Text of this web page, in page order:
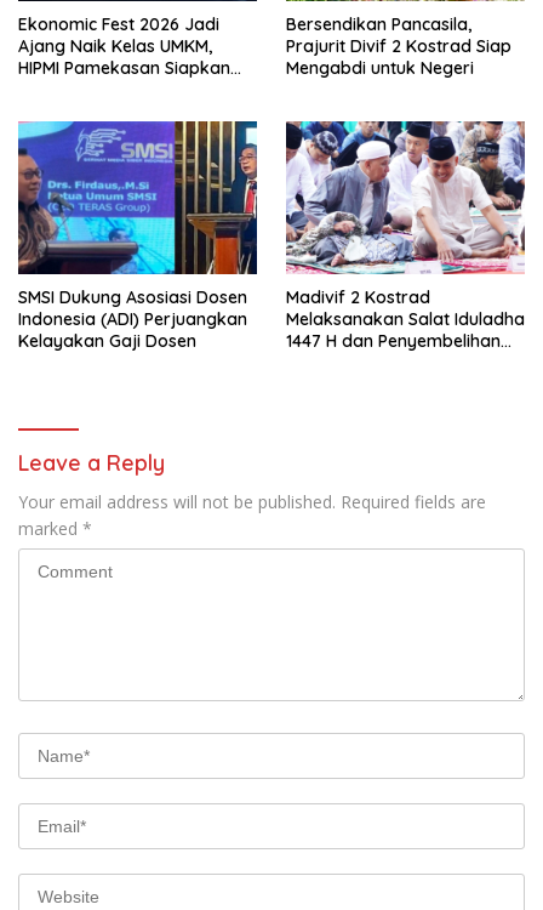
Ekonomic Fest 2026 Jadi
Ajang Naik Kelas UMKM,
HIPMI Pamekasan Siapkan
Bersendikan Pancasila,
Prajurit Divif 2 Kostrad Siap
Mengabdi untuk Negeri
SMSI Dukung Asosiasi Dosen
Indonesia (ADI) Perjuangkan
Kelayakan Gaji Dosen
Madivif 2 Kostrad
Melaksanakan Salat Iduladha
1447 H dan Penyembelihan
Leave a Reply
Your email address will not be published. Required fields are
marked *